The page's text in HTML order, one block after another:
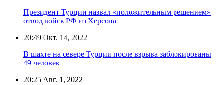
Президент Турции назвал «положительным решением»
отвод войск РФ из Херсона
20:49 Окт. 14, 2022
В шахте на севере Турции после взрыва заблокированы
49 человек
20:25 Авг. 1, 2022